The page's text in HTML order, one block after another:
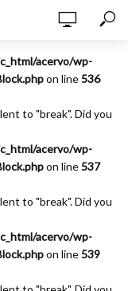
to "break". Did you
acervo/wp-
on line536
to "break". Did you
acervo/wp-
on line537
to "break". Did you
acervo/wp-
on line539